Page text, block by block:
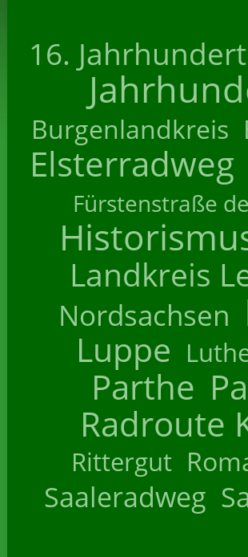
16. Jahrhundert
Burgenlandkreis
Elsterradweg
Fürstenstraße
Landkreis
Nordsachsen
Luppe
Parthe
Radroute
Rittergut
Saaleradweg